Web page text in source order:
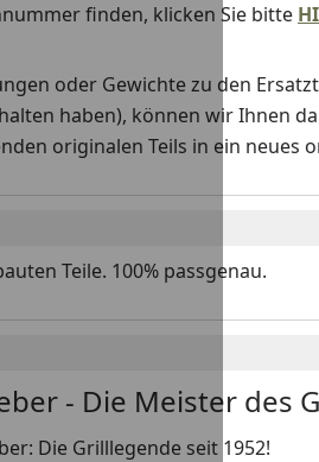
finden, klicken Sie bitte
oder Gewichte zu den
haben), können wir Ihnen
originalen Teils in ein neues
Teile. 100% passgenau.
- Die Meister des
Die Grilllegende seit 1952!